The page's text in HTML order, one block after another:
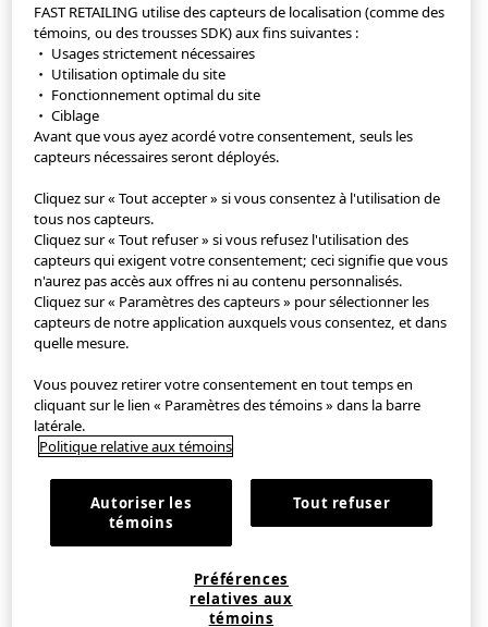
Haut de page
Application StyleHint
Conditions d'utilisation
Politique de confidentialité
Plan de site
Contact
Notre société
Paramètres relatifs aux témoins
©FAST RETAILING CO., LTD.
FAST RETAILING utilise des capteurs de localisation (comme des
témoins, ou des trousses SDK) aux fins suivantes :
・ Usages strictement nécessaires
・ Utilisation optimale du site
・ Fonctionnement optimal du site
・ Ciblage
Avant que vous ayez acordé votre consentement, seuls les
capteurs nécessaires seront déployés.
Cliquez sur « Tout accepter » si vous consentez à l'utilisation de
tous nos capteurs.
Cliquez sur « Tout refuser » si vous refusez l'utilisation des
capteurs qui exigent votre consentement; ceci signifie que vous
n'aurez pas accès aux offres ni au contenu personnalisés.
Cliquez sur « Paramètres des capteurs » pour sélectionner les
capteurs de notre application auxquels vous consentez, et dans
quelle mesure.
Vous pouvez retirer votre consentement en tout temps en
cliquant sur le lien « Paramètres des témoins » dans la barre
latérale.
Politique relative aux témoins
Autoriser les
témoins
Tout refuser
Préférences
relatives aux
témoins